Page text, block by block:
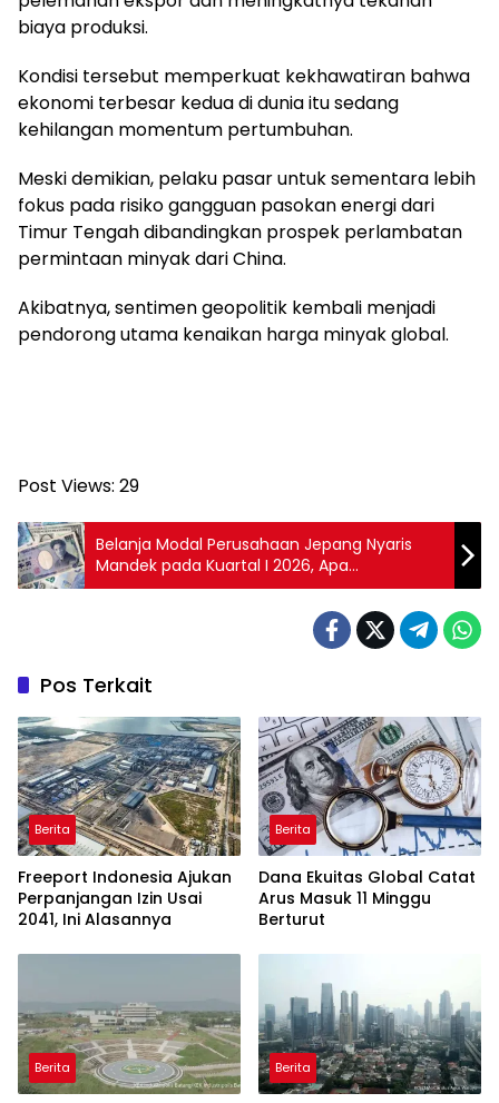
biaya produksi.
Kondisi tersebut memperkuat kekhawatiran bahwa
ekonomi terbesar kedua di dunia itu sedang
kehilangan momentum pertumbuhan.
Meski demikian, pelaku pasar untuk sementara lebih
fokus pada risiko gangguan pasokan energi dari
Timur Tengah dibandingkan prospek perlambatan
permintaan minyak dari China.
Akibatnya, sentimen geopolitik kembali menjadi
pendorong utama kenaikan harga minyak global.
Post Views: 29
Belanja Modal Perusahaan Jepang Nyaris
Mandek pada Kuartal I 2026, Apa
Penyebabnya?
Pos Terkait
Berita
Freeport Indonesia Ajukan
Perpanjangan Izin Usai
2041, Ini Alasannya
Berita
Dana Ekuitas Global Catat
Arus Masuk 11 Minggu
Berturut
Berita Berita